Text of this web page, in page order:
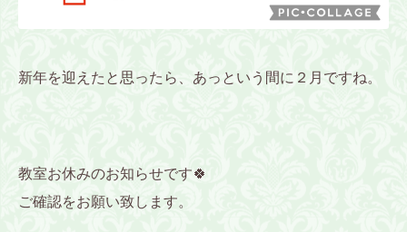
新年を迎えたと思ったら、あっという間に２月ですね。
教室お休みのお知らせです🍀
ご確認をお願い致します。